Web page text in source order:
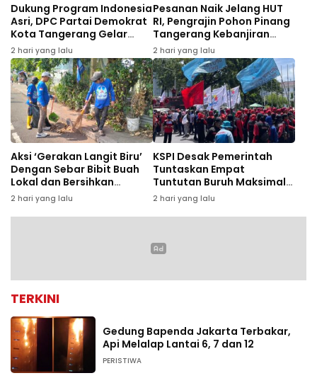
Dukung Program Indonesia
Asri, DPC Partai Demokrat
Kota Tangerang Gelar
Gerakan Langit Biru dan
Aksi Tanam Pohon
2 hari yang lalu
Pesanan Naik Jelang HUT
RI, Pengrajin Pohon Pinang
Tangerang Kebanjiran
Order
2 hari yang lalu
Aksi ‘Gerakan Langit Biru’
Dengan Sebar Bibit Buah
Lokal dan Bersihkan
Bantaran Sungai Cisadane
2 hari yang lalu
KSPI Desak Pemerintah
Tuntaskan Empat
Tuntutan Buruh Maksimal
September 2026
2 hari yang lalu
TERKINI
Gedung Bapenda Jakarta Terbakar,
Api Melalap Lantai 6, 7 dan 12
PERISTIWA